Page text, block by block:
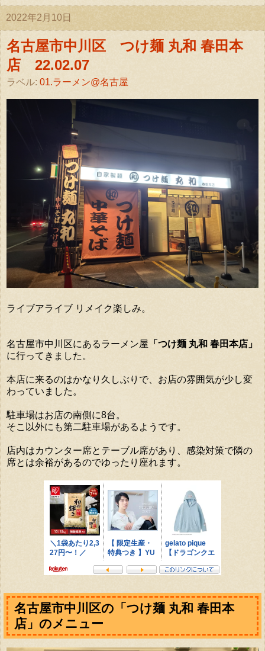
2022年2月10日
名古屋市中川区 つけ麺 丸和 春田本
店 22.02.07
ラベル: 01.ラーメン@名古屋
ライブアライブ リメイク楽しみ。
名古屋市中川区にあるラーメン屋 「つけ麺 丸和 春田本店」
に行ってきました。
本店に来るのはかなり久しぶりで、お店の雰囲気が少し変
わっていました。
駐車場はお店の南側に8台。
そこ以外にも第二駐車場があるようです。
店内はカウンター席とテーブル席があり、感染対策で隣の
席とは余裕があるのでゆったり座れます。
名古屋市中川区の「つけ麺 丸和 春田本
店」のメニュー